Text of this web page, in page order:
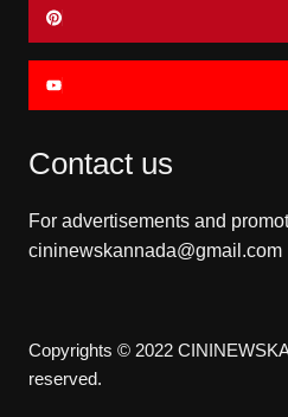
Contact us
For advertisements and
cininewskannada@gmail.com
Copyrights © 2022
reserved.